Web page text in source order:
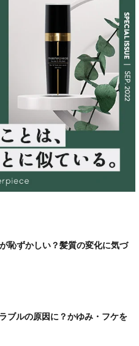
恥ずかしい？髪質の変化に気づ
ブルの原因に？かゆみ・フケを